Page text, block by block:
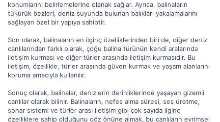
konumlarını belirlemelerine olanak sağlar. Ayrıca, balinaların
tükürük bezleri, deniz suyunda bulunan balıkları yakalamalarını
sağlayan özel bir yapıya sahiptir.
Son olarak, balinaların en ilginç özelliklerinden biri de, diğer deniz
canlılarından farklı olarak, çoğu balina türünün kendi aralarında
iletişim kurması ve diğer türler arasında iletişim kurmasıdır. Bu
iletişim, özellikle, türler arasında güven kurmak ve yaşam alanlarını
koruma amacıyla kullanılır.
Sonuç olarak, balinalar, denizlerin derinliklerinde yaşayan gizemli
canlılar olarak bilinir. Balinaların, nefes alma süresi, ses üretme,
sonar sistemi ve türler arası iletişim gibi çok sayıda ilginç
özelliklere sahip olduğunu göz önüne almak, bu canlıların evrimsel